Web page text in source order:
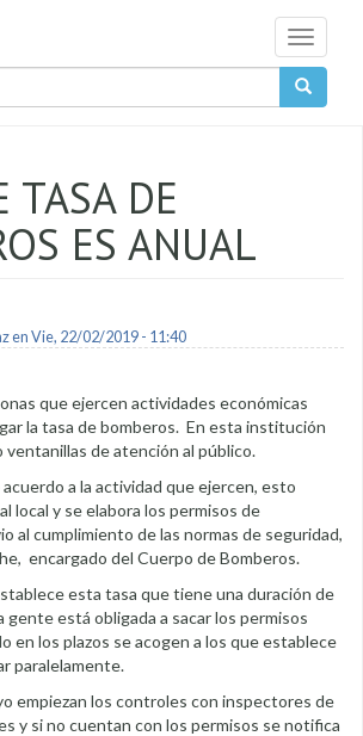
Toggle
TASA DE
ES ANUAL
en Vie, 22/02/2019 - 11:40
que ejercen actividades económicas
la tasa de bomberos. En esta institución
de atención al público.
a la actividad que ejercen, esto
local y se elabora los permisos de
al cumplimiento de las normas de seguridad,
encargado del Cuerpo de Bomberos.
esta tasa que tiene una duración de
gente está obligada a sacar los permisos
en los plazos se acogen a los que establece
paralelamente.
empiezan los controles con inspectores de
y si no cuentan con los permisos se notifica